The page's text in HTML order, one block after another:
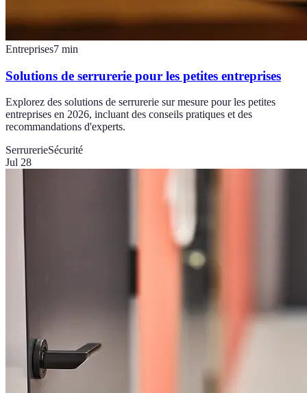
Entreprises7 min
Solutions de serrurerie pour les petites entreprises
Explorez des solutions de serrurerie sur mesure pour les petites
entreprises en 2026, incluant des conseils pratiques et des
recommandations d'experts.
SerrurerieSécurité
Jul 28